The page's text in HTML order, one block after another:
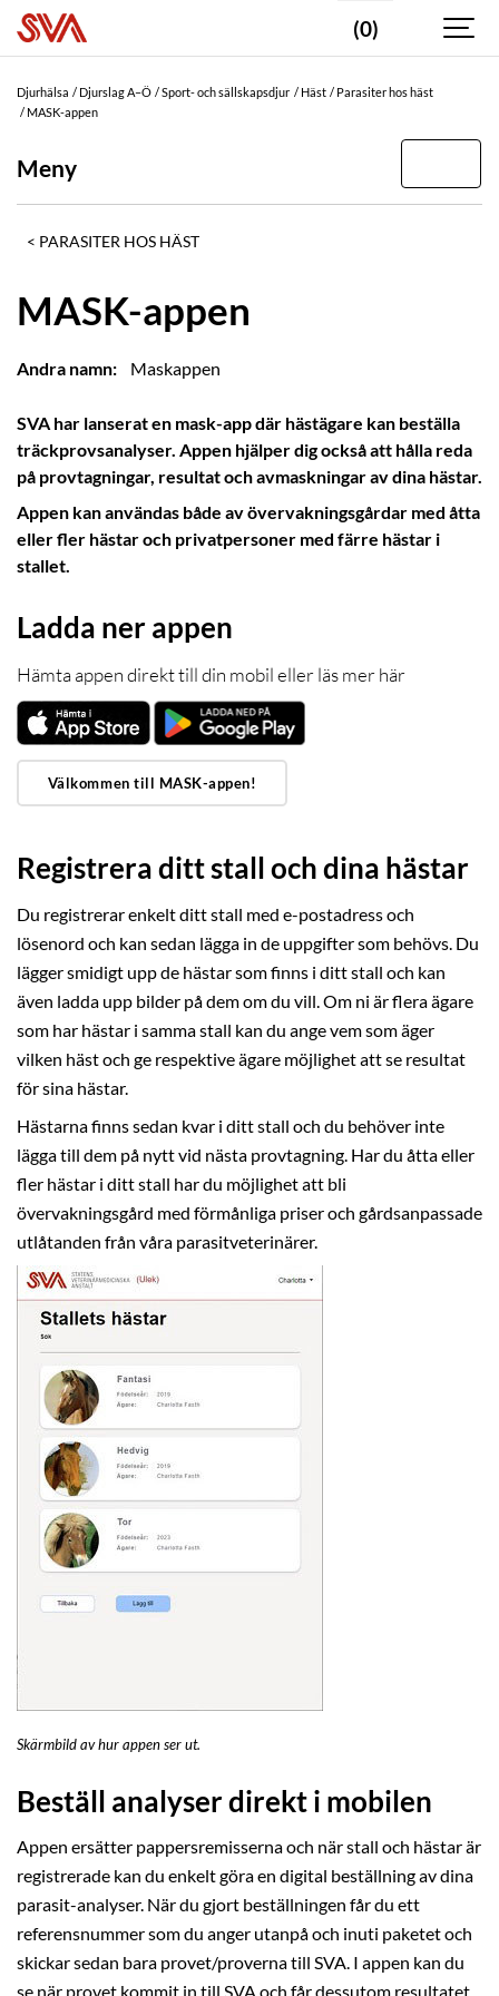
(0)
Djurhälsa Djurslag A–Ö Sport- och sällskapsdjur Häst
Parasiter hos häst
MASK-appen
Meny
PARASITER HOS HÄST
MASK-appen
Andra namn: Maskappen
SVA har lanserat en mask-app där hästägare kan beställa
träckprovsanalyser. Appen hjälper dig också att hålla reda
på provtagningar, resultat och avmaskningar av dina hästar.
Appen kan användas både av övervakningsgårdar med åtta
eller fler hästar och privatpersoner med färre hästar i
stallet.
Ladda ner appen
Hämta appen direkt till din mobil eller läs mer här
Välkommen till MASK-appen!
Registrera ditt stall och dina hästar
Du registrerar enkelt ditt stall med e-postadress och
lösenord och kan sedan lägga in de uppgifter som behövs. Du
lägger smidigt upp de hästar som finns i ditt stall och kan
även ladda upp bilder på dem om du vill. Om ni är flera ägare
som har hästar i samma stall kan du ange vem som äger
vilken häst och ge respektive ägare möjlighet att se resultat
för sina hästar.
Hästarna finns sedan kvar i ditt stall och du behöver inte
lägga till dem på nytt vid nästa provtagning. Har du åtta eller
fler hästar i ditt stall har du möjlighet att bli
övervakningsgård med förmånliga priser och gårdsanpassade
utlåtanden från våra parasitveterinärer.
Skärmbild av hur appen ser ut.
Beställ analyser direkt i mobilen
Appen ersätter pappersremisserna och när stall och hästar är
registrerade kan du enkelt göra en digital beställning av dina
parasit-analyser. När du gjort beställningen får du ett
referensnummer som du anger utanpå och inuti paketet och
skickar sedan bara provet/proverna till SVA. I appen kan du